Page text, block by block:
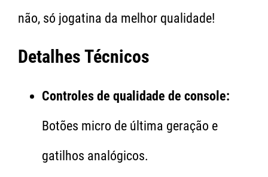
não, só jogatina da melhor qualidade!
Detalhes Técnicos
Controles de qualidade de console:
Botões micro de última geração e
gatilhos analógicos.